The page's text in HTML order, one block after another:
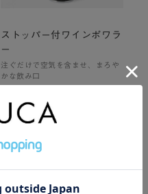
ストッパー付ワインポワラ
ー
注ぐだけで空気を含ませ、まろや
かな飲み口
¥1,290 (税込 ¥1,419 )